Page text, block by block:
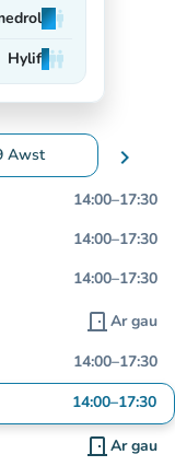
man
man
man
Hylifman
man
man
Awstdyddiadau chevron_right
14:00–17:30
14:00–17:30
14:00–17:30
door_front Ar gau
14:00–17:30
14:00–17:30
door_front Ar gau